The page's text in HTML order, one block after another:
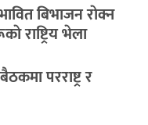
बिभाजन राेक्न
राष्ट्रिय भेला
परराष्ट्र र